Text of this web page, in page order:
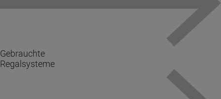
Gebrauchte
Regalsysteme